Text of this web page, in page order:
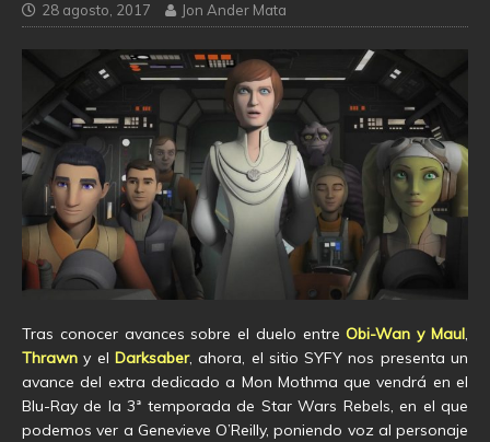
28 agosto, 2017 Jon Ander Mata
Tras conocer avances sobre el duelo entreObi-Wan y Maul,
Thrawny el Darksaber, ahora, el sitio SYFY nos presenta un
avance del extra dedicado a Mon Mothma que vendrá en el
Blu-Ray de la 3ª temporada de Star Wars Rebels, en el que
podemos ver a Genevieve O’Reilly, poniendo voz al personaje